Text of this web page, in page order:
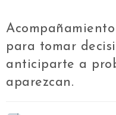
para tomar
anticiparte a
aparezcan.